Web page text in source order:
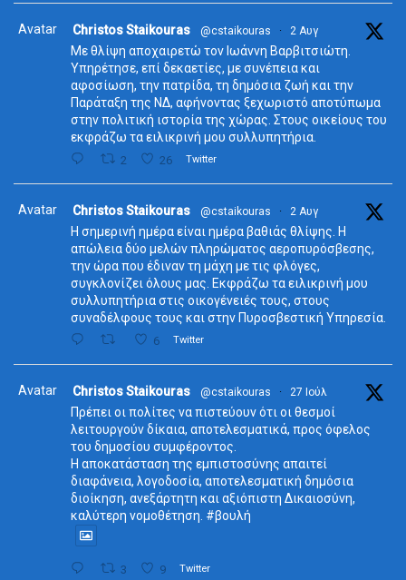
Avatar Christos Staikouras @cstaikouras · 2 Αυγ
Με θλίψη αποχαιρετώ τον Ιωάννη Βαρβιτσιώτη.
Υπηρέτησε, επί δεκαετίες, με συνέπεια και
αφοσίωση, την πατρίδα, τη δημόσια ζωή και την
Παράταξη της ΝΔ, αφήνοντας ξεχωριστό αποτύπωμα
στην πολιτική ιστορία της χώρας. Στους οικείους του
εκφράζω τα ειλικρινή μου συλλυπητήρια.
2 26 Twitter
Avatar Christos Staikouras @cstaikouras · 2 Αυγ
Η σημερινή ημέρα είναι ημέρα βαθιάς θλίψης. Η
απώλεια δύο μελών πληρώματος αεροπυρόσβεσης,
την ώρα που έδιναν τη μάχη με τις φλόγες,
συγκλονίζει όλους μας. Εκφράζω τα ειλικρινή μου
συλλυπητήρια στις οικογένειές τους, στους
συναδέλφους τους και στην Πυροσβεστική Υπηρεσία.
6 Twitter
Avatar Christos Staikouras @cstaikouras · 27 Ιούλ
Πρέπει οι πολίτες να πιστεύουν ότι οι θεσμοί
λειτουργούν δίκαια, αποτελεσματικά, προς όφελος
του δημοσίου συμφέροντος.
Η αποκατάσταση της εμπιστοσύνης απαιτεί
διαφάνεια, λογοδοσία, αποτελεσματική δημόσια
διοίκηση, ανεξάρτητη και αξιόπιστη Δικαιοσύνη,
καλύτερη νομοθέτηση. #βουλή
3 9 Twitter